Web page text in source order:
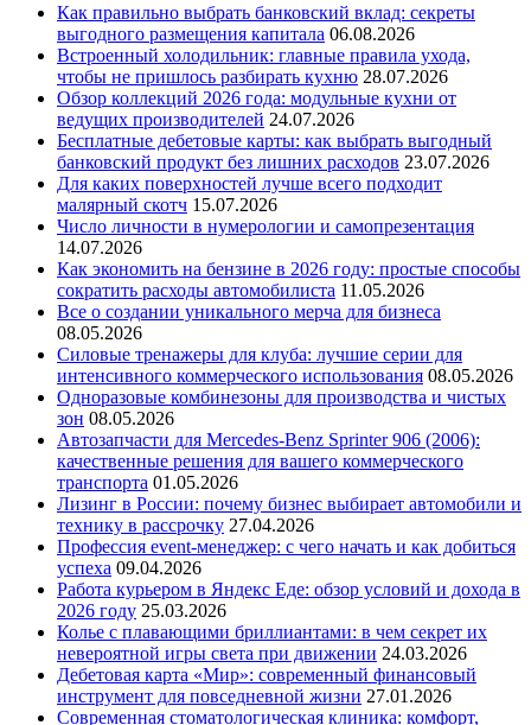
Как правильно выбрать банковский вклад: секреты
выгодного размещения капитала 06.08.2026
Встроенный холодильник: главные правила ухода,
чтобы не пришлось разбирать кухню 28.07.2026
Обзор коллекций 2026 года: модульные кухни от
ведущих производителей 24.07.2026
Бесплатные дебетовые карты: как выбрать выгодный
банковский продукт без лишних расходов 23.07.2026
Для каких поверхностей лучше всего подходит
малярный скотч 15.07.2026
Число личности в нумерологии и самопрезентация
14.07.2026
Как экономить на бензине в 2026 году: простые способы
сократить расходы автомобилиста 11.05.2026
Все о создании уникального мерча для бизнеса
08.05.2026
Силовые тренажеры для клуба: лучшие серии для
интенсивного коммерческого использования 08.05.2026
Одноразовые комбинезоны для производства и чистых
зон 08.05.2026
Автозапчасти для Mercedes-Benz Sprinter 906 (2006):
качественные решения для вашего коммерческого
транспорта 01.05.2026
Лизинг в России: почему бизнес выбирает автомобили и
технику в рассрочку 27.04.2026
Профессия event-менеджер: с чего начать и как добиться
успеха 09.04.2026
Работа курьером в Яндекс Еде: обзор условий и дохода в
2026 году 25.03.2026
Колье с плавающими бриллиантами: в чем секрет их
невероятной игры света при движении 24.03.2026
Дебетовая карта «Мир»: современный финансовый
инструмент для повседневной жизни 27.01.2026
Современная стоматологическая клиника: комфорт,